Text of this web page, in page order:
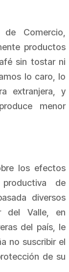
Comercio,
productos
sin tostar ni
lo caro, lo
extranjera, y
menor
los efectos
de
diversos
del Valle, en
del país, le
no suscribir el
de su